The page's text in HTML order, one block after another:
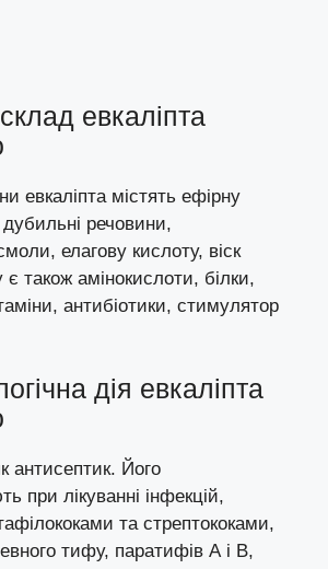
евкаліпта
евкаліпта містять ефірну
речовини,
елагову кислоту, віск
також амінокислоти, білки,
антибіотики, стимулятор
дія евкаліпта
антисептик. Його
при лікуванні інфекцій,
та стрептококами,
тифу, паратифів А і В,